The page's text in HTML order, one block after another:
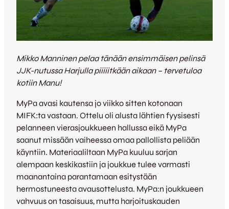
Mikko Manninen pelaa tänään ensimmäisen pelinsä
JJK-nutussa Harjulla piiiiitkään aikaan – tervetuloa
kotiin Manu!
MyPa avasi kautensa jo viikko sitten kotonaan
MIFK:ta vastaan. Ottelu oli alusta lähtien fyysisesti
pelanneen vierasjoukkueen hallussa eikä MyPa
saanut missään vaiheessa omaa pallollista peliään
käyntiin. Materiaaliltaan MyPa kuuluu sarjan
alempaan keskikastiin ja joukkue tulee varmasti
maanantaina parantamaan esitystään
hermostuneesta avausottelusta. MyPa:n joukkueen
vahvuus on tasaisuus, mutta harjoituskauden